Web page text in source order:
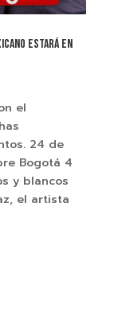
estará en
el
24 de
Bogotá 4
y blancos
el artista